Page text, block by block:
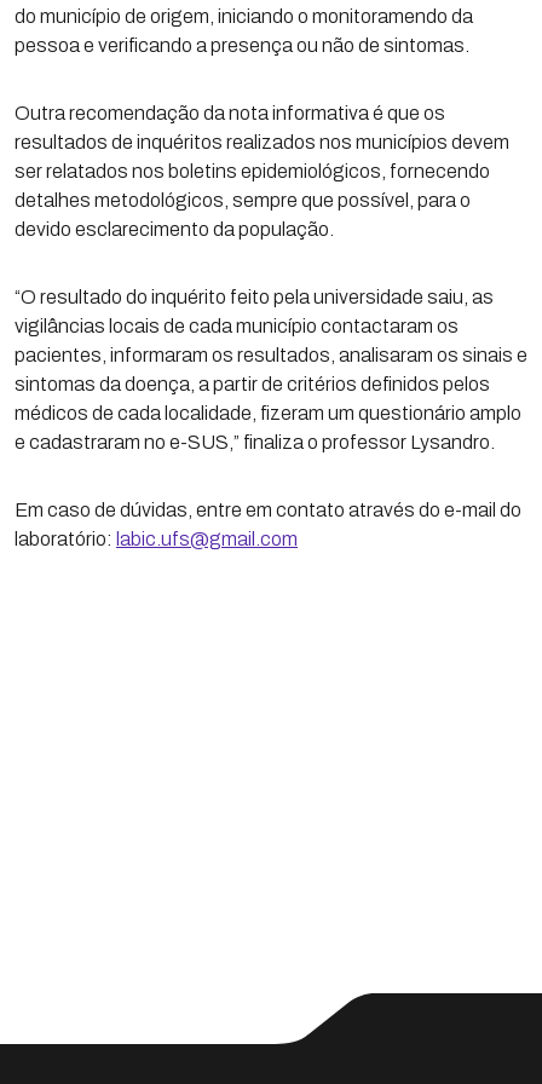
do município de origem, iniciando o monitoramendo da
pessoa e verificando a presença ou não de sintomas.
Outra recomendação da nota informativa é que os
resultados de inquéritos realizados nos municípios devem
ser relatados nos boletins epidemiológicos, fornecendo
detalhes metodológicos, sempre que possível, para o
devido esclarecimento da população.
“O resultado do inquérito feito pela universidade saiu, as
vigilâncias locais de cada município contactaram os
pacientes, informaram os resultados, analisaram os sinais e
sintomas da doença, a partir de critérios definidos pelos
médicos de cada localidade, fizeram um questionário amplo
e cadastraram no e-SUS,” finaliza o professor Lysandro.
Em caso de dúvidas, entre em contato através do e-mail do
laboratório: labic.ufs@gmail.com